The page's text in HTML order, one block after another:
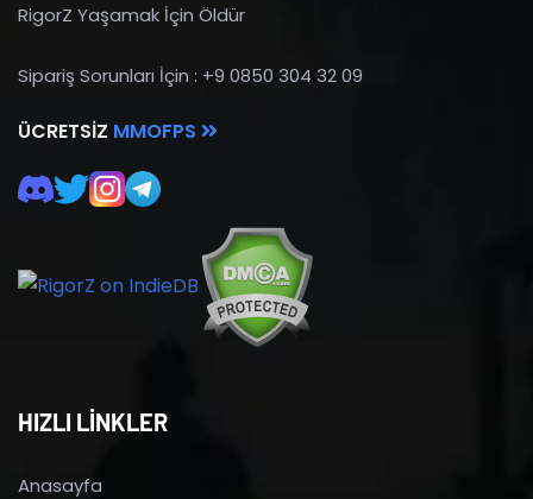
RigorZ Yaşamak İçin Öldür
Sipariş Sorunları İçin : +9 0850 304 32 09
ÜCRETSIZ MMOFPS
HIZLI LİNKLER
Anasayfa